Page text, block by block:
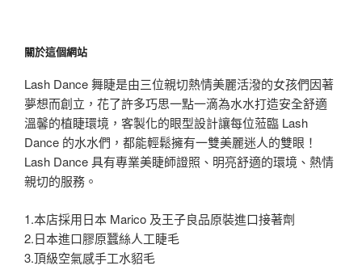
關於這個網站
Lash Dance 舞睫是由三位親切熱情美麗活潑的女孩們因著
夢想而創立，花了許多巧思一點一滴為水水打造安全舒適
溫馨的植睫環境，客製化的眼型設計讓每位蒞臨 Lash
Dance 的水水們，都能輕鬆擁有一雙美麗迷人的雙眼！
Lash Dance 具有專業美睫師證照、明亮舒適的環境、熱情
親切的服務。
1.本店採用日本 Marico 及王子良品原裝進口接著劑
2.日本進口膠原蠶絲人工睫毛
3.頂級空氣感手工水貂毛